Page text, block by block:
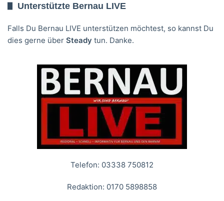
Unterstützte Bernau LIVE
Falls Du Bernau LIVE unterstützen möchtest, so kannst Du
dies gerne über Steady tun. Danke.
Telefon: 03338 750812
Redaktion: 0170 5898858